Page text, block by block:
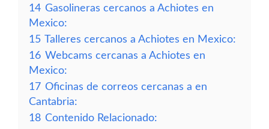
14 Gasolineras cercanos a Achiotes en
Mexico:
15 Talleres cercanos a Achiotes en Mexico:
16 Webcams cercanas a Achiotes en
Mexico:
17 Oficinas de correos cercanas a en
Cantabria:
18 Contenido Relacionado: